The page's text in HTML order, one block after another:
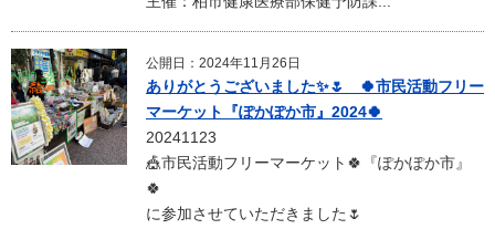
公開日：2024年11月26日
ありがとうございました✨🌷 🍀市民活動フリー
マーケット『ぽかぽか市』2024🍀
20241123
🎪市民活動フリーマーケット🍀『ぽかぽか市』
🍀
に参加させていただきました🌷